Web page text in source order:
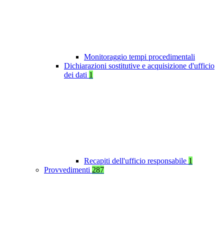
Monitoraggio tempi procedimentali
Dichiarazioni sostitutive e acquisizione d'ufficio
dei dati 1
Recapiti dell'ufficio responsabile 1
Provvedimenti 287